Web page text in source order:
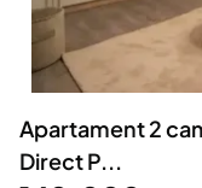
Servicii
Animale de
Afaceri și
Inchiriere Bunuri
Utilaje agricole
Piese auto si
Dacia Duster
Apartament 2
Direct P...